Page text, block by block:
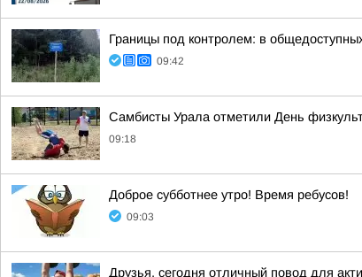
Границы под контролем: в
09:42
Самбисты Урала отметили День
09:18
Доброе субботнее утро! Время ребусов!
09:03
Друзья, сегодня отличный повод для